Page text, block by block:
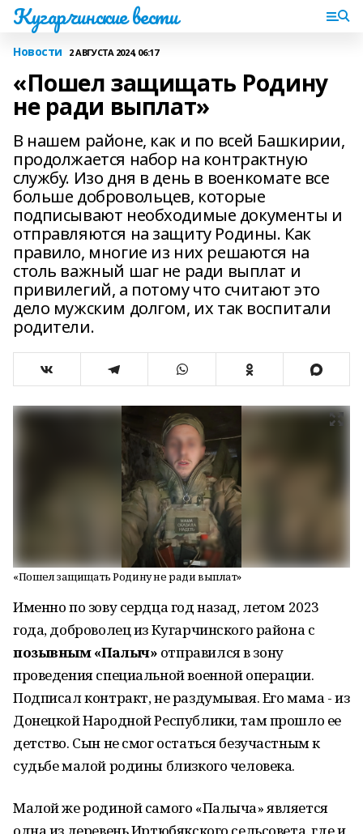
Кугарчинские вести
Новости 2 АВГУСТА 2024, 06:17
«Пошел защищать Родину
не ради выплат»
В нашем районе, как и по всей Башкирии,
продолжается набор на контрактную
службу. Изо дня в день в военкомате все
больше добровольцев, которые
подписывают необходимые документы и
отправляются на защиту Родины. Как
правило, многие из них решаются на
столь важный шаг не ради выплат и
привилегий, а потому что считают это
дело мужским долгом, их так воспитали
родители.
«Пошел защищать Родину не ради выплат»
Именно по зову сердца год назад, летом 2023
года, доброволец из Кугарчинского района с
позывным «Палыч» отправился в зону
проведения специальной военной операции.
Подписал контракт, не раздумывая. Его мама - из
Донецкой Народной Республики, там прошло ее
детство. Сын не смог остаться безучастным к
судьбе малой родины близкого человека.
Малой же родиной самого «Палыча» является